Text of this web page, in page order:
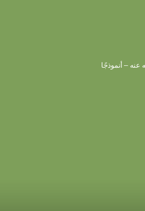
عنه – أنموذجًا